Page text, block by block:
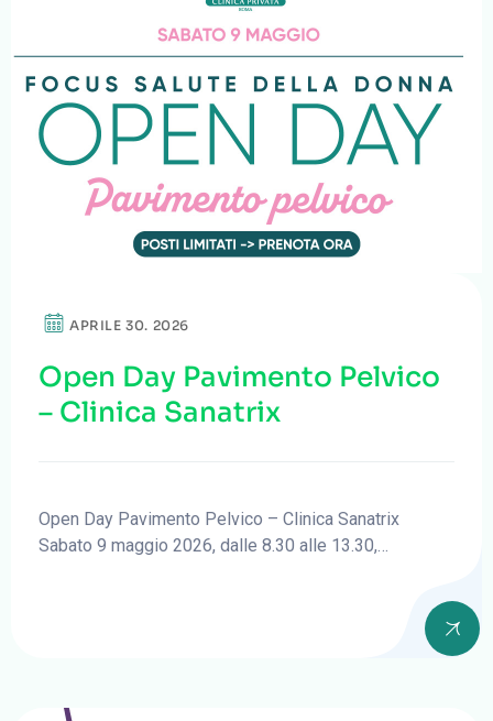
APRILE 30. 2026
Open Day Pavimento Pelvico
– Clinica Sanatrix
Open Day Pavimento Pelvico – Clinica Sanatrix
Sabato 9 maggio 2026, dalle 8.30 alle 13.30,…